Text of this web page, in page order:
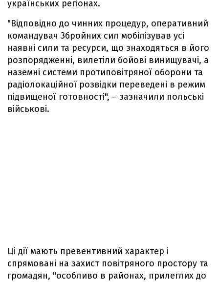
українських регіонах.
"Відповідно до чинних процедур, оперативний
командувач Збройних сил мобілізував усі
наявні сили та ресурси, що знаходяться в його
розпорядженні, вилетіли бойові винищувачі, а
наземні системи протиповітряної оборони та
радіолокаційної розвідки переведені в режим
підвищеної готовності", – зазначили польські
військові.
Ці дії мають превентивний характер і
спрямовані на захист повітряного простору та
громадян, "особливо в районах, прилеглих до